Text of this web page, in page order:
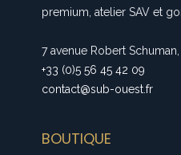
premium, atelier SAV et
7 avenue Robert
+33 (0)5 56 45 42 09
contact@sub-ouest.fr
BOUTIQUE